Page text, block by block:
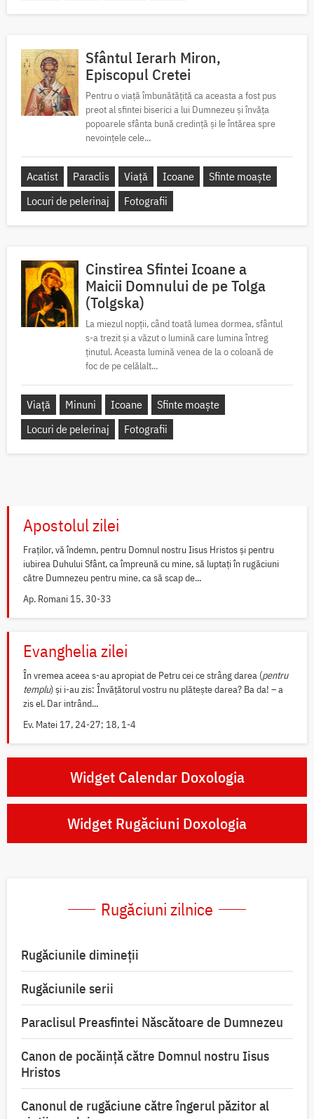
Sfântul Ierarh Miron,
Episcopul Cretei
Pentru o viață îmbunătățită ca aceasta a fost pus
preot al sfintei biserici a lui Dumnezeu și învăța
popoarele sfânta bună credință și le întărea spre
nevoințele cele...
Acatist Paraclis Viață Icoane
Sfinte moaște
Locuri de pelerinaj
Fotografii
Cinstirea Sfintei Icoane a
Maicii Domnului de pe Tolga
(Tolgska)
La miezul nopții, când toată lumea dormea, sfântul
s-a trezit și a văzut o lumină care lumina întreg
ținutul. Aceasta lumină venea de la o coloană de
foc de pe celălalt...
Viață Minuni Icoane
Sfinte moaște
Locuri de pelerinaj
Fotografii
Apostolul zilei
Fraților, vă îndemn, pentru Domnul nostru Iisus Hristos și pentru
iubirea Duhului Sfânt, ca împreună cu mine, să luptați în rugăciuni
către Dumnezeu pentru mine, ca să scap de...
Ap. Romani 15, 30-33
Evanghelia zilei
În vremea aceea s-au apropiat de Petru cei ce strâng darea (pentru
templu) și i-au zis: Învățătorul vostru nu plătește darea? Ba da! – a
zis el. Dar intrând...
Ev. Matei 17, 24-27; 18, 1-4
Widget Calendar Doxologia
Widget Rugăciuni Doxologia
Rugăciuni zilnice
Rugăciunile dimineții
Rugăciunile serii
Paraclisul Preasfintei Născătoare de Dumnezeu
Canon de pocăință către Domnul nostru Iisus
Hristos
Canonul de rugăciune către îngerul păzitor al